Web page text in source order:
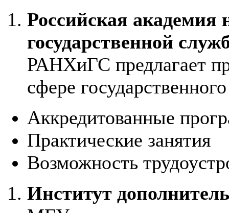
Российская академия
государственной
РАНХиГС предлагает
сфере
Аккредитованные
Практические занятия
Возможность
Институт